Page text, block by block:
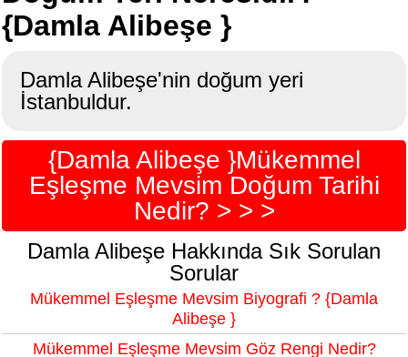
{Damla Alibeşe }
Damla Alibeşe'nin doğum yeri
İstanbuldur.
{Damla Alibeşe }Mükemmel
Eşleşme Mevsim Doğum Tarihi
Nedir? > > >
Damla Alibeşe Hakkında Sık Sorulan
Sorular
Mükemmel Eşleşme Mevsim Biyografi ? {Damla
Alibeşe }
Mükemmel Eşleşme Mevsim Göz Rengi Nedir?